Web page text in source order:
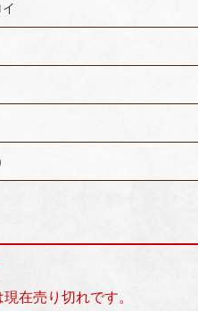
在売り切れです。